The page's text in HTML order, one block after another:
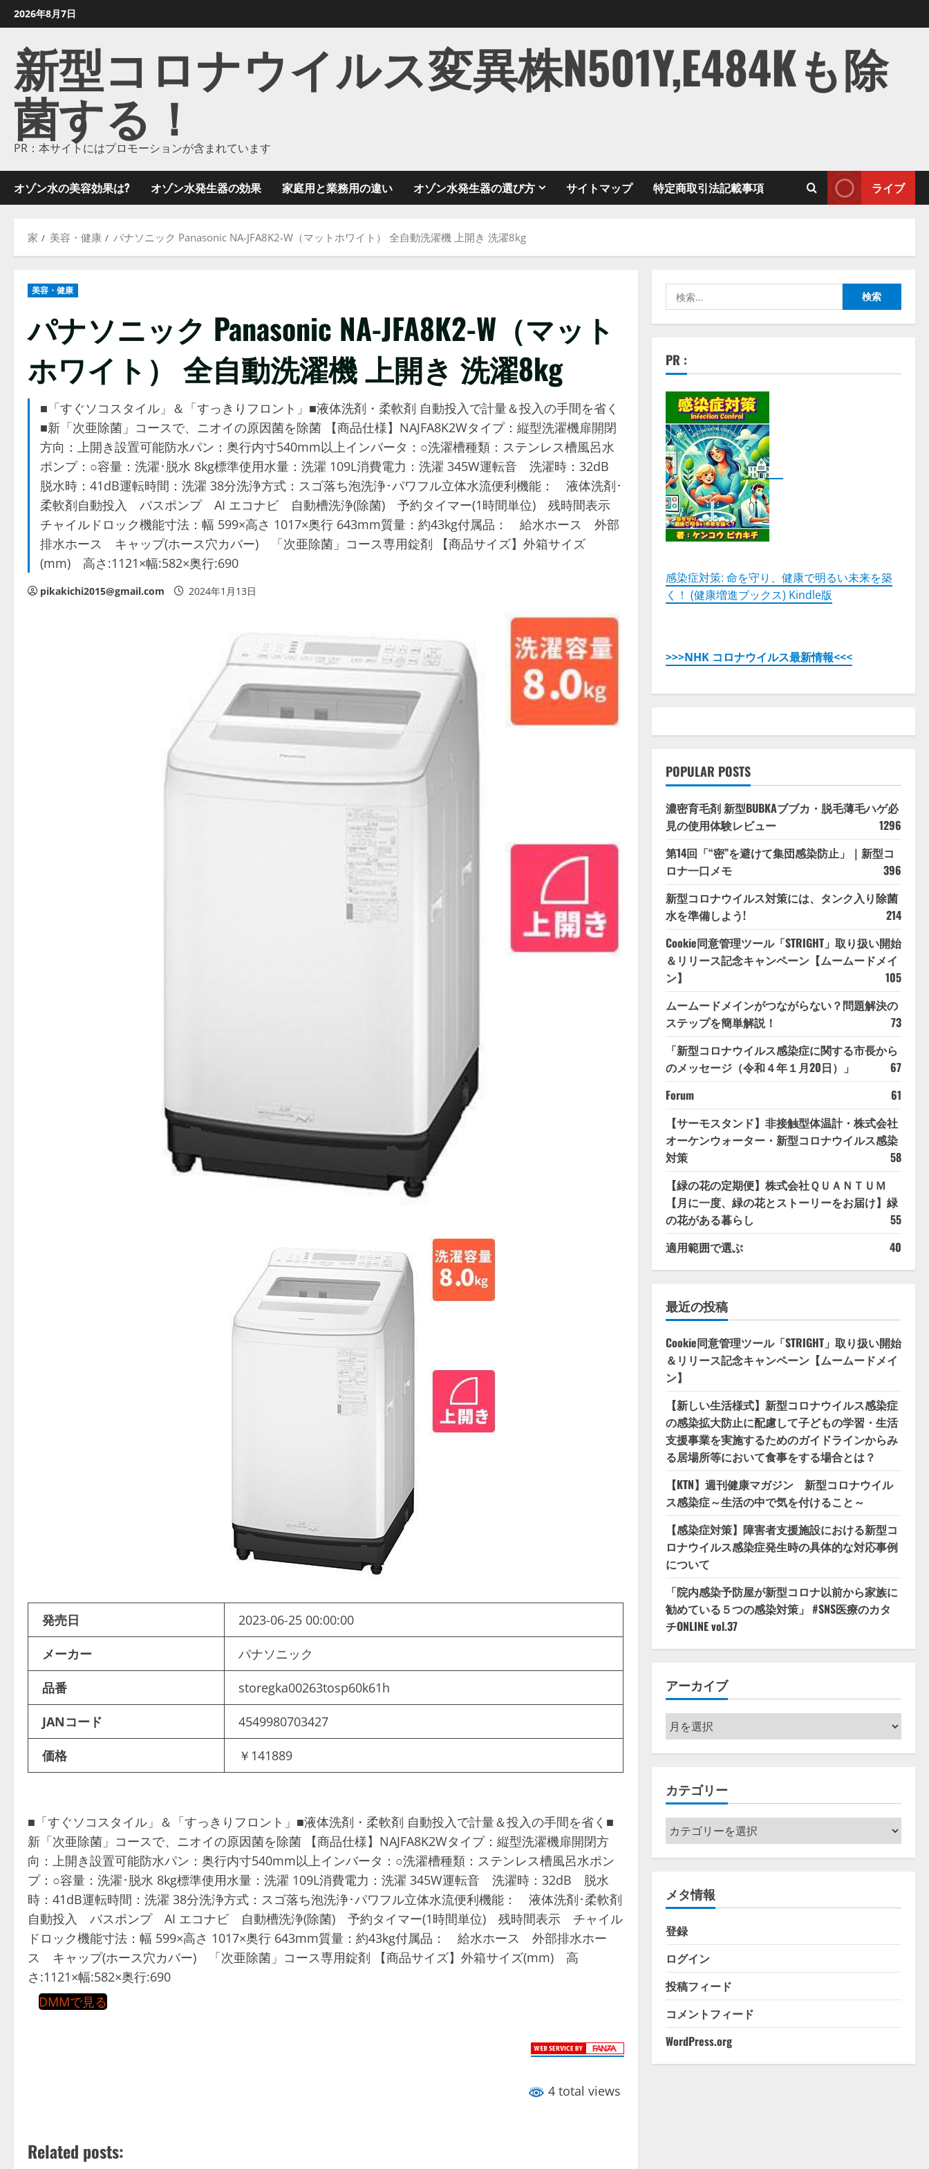
ン
2026年8月7日
新型コロナウイルス変異株N501Y,E484Kも除
菌する！
PR：本サイトにはプロモーションが含まれています
オゾン水の美容効果は? オゾン水発生器の効果 家庭用と業務用の違い オゾン水発生器の選び方 サイトマップ 特定商取引法記載事項 ライブ
家 美容・健康 パナソニック Panasonic NA-JFA8K2-W（マットホワイト） 全自動洗濯機 上開き 洗濯8kg
美容・健康
パナソニック Panasonic NA-JFA8K2-W（マット
ホワイト） 全自動洗濯機 上開き 洗濯8kg
■「すぐソコスタイル」＆「すっきりフロント」■液体洗剤・柔軟剤 自動投入で計量＆投入の手間を省く
■新「次亜除菌」コースで、ニオイの原因菌を除菌 【商品仕様】NAJFA8K2Wタイプ：縦型洗濯機扉開閉
方向：上開き設置可能防水パン：奥行内寸540mm以上インバータ：○洗濯槽種類：ステンレス槽風呂水
ポンプ：○容量：洗濯･脱水 8kg標準使用水量：洗濯 109L消費電力：洗濯 345W運転音 洗濯時：32dB
脱水時：41dB運転時間：洗濯 38分洗浄方式：スゴ落ち泡洗浄･パワフル立体水流便利機能： 液体洗剤･
柔軟剤自動投入 バスポンプ AI エコナビ 自動槽洗浄(除菌) 予約タイマー(1時間単位) 残時間表示
チャイルドロック機能寸法：幅 599×高さ 1017×奥行 643mm質量：約43kg付属品： 給水ホース 外部
排水ホース キャップ(ホース穴カバー) 「次亜除菌」コース専用錠剤 【商品サイズ】外箱サイズ
(mm) 高さ:1121×幅:582×奥行:690
pikakichi2015@gmail.com 2024年1月13日
発売日 2023-06-25 00:00:00
メーカー パナソニック
品番 storegka00263tosp60k61h
JANコード 4549980703427
価格 ￥141889
■「すぐソコスタイル」＆「すっきりフロント」■液体洗剤・柔軟剤 自動投入で計量＆投入の手間を省く■
新「次亜除菌」コースで、ニオイの原因菌を除菌 【商品仕様】NAJFA8K2Wタイプ：縦型洗濯機扉開閉方
向：上開き設置可能防水パン：奥行内寸540mm以上インバータ：○洗濯槽種類：ステンレス槽風呂水ポン
プ：○容量：洗濯･脱水 8kg標準使用水量：洗濯 109L消費電力：洗濯 345W運転音 洗濯時：32dB 脱水
時：41dB運転時間：洗濯 38分洗浄方式：スゴ落ち泡洗浄･パワフル立体水流便利機能： 液体洗剤･柔軟剤
自動投入 バスポンプ AI エコナビ 自動槽洗浄(除菌) 予約タイマー(1時間単位) 残時間表示 チャイル
ドロック機能寸法：幅 599×高さ 1017×奥行 643mm質量：約43kg付属品： 給水ホース 外部排水ホー
ス キャップ(ホース穴カバー) 「次亜除菌」コース専用錠剤 【商品サイズ】外箱サイズ(mm) 高
さ:1121×幅:582×奥行:690
DMMで見る
4 total views
Related posts:
索:
PR :
感染症対策: 命を守り、健康で明るい未来を築
く！ (健康増進ブックス) Kindle版
>>>NHK コロナウイルス最新情報<<<
POPULAR POSTS
濃密育毛剤 新型BUBKAブブカ・脱毛薄毛ハゲ必
見の使用体験レビュー
1296
第14回「“密”を避けて集団感染防止」｜新型コ
ロナ一口メモ
396
新型コロナウイルス対策には、タンク入り除菌
水を準備しよう!
214
Cookie同意管理ツール「STRIGHT」取り扱い開始
＆リリース記念キャンペーン【ムームードメイ
ン】
105
ムームードメインがつながらない？問題解決の
ステップを簡単解説！
73
「新型コロナウイルス感染症に関する市長から
のメッセージ（令和４年１月20日）」
67
Forum
61
【サーモスタンド】非接触型体温計・株式会社
オーケンウォーター・新型コロナウイルス感染
対策
58
【緑の花の定期便】株式会社ＱＵＡＮＴＵＭ
【月に一度、緑の花とストーリーをお届け】緑
の花がある暮らし
55
適用範囲で選ぶ
40
最近の投稿
Cookie同意管理ツール「STRIGHT」取り扱い開始
＆リリース記念キャンペーン【ムームードメイ
ン】
【新しい生活様式】新型コロナウイルス感染症
の感染拡大防止に配慮して子どもの学習・生活
支援事業を実施するためのガイドラインからみ
る居場所等において食事をする場合とは？
【KTN】週刊健康マガジン 新型コロナウイル
ス感染症～生活の中で気を付けること～
【感染症対策】障害者支援施設における新型コ
ロナウイルス感染症発生時の具体的な対応事例
について
「院内感染予防屋が新型コロナ以前から家族に
勧めている５つの感染対策」 #SNS医療のカタ
チONLINE vol.37
アーカイブ
ア
ー
カ
ブ
カテゴリー
カ
テ
ゴ
ー
メタ情報
登録
ログイン
投稿フィード
コメントフィード
WordPress.org